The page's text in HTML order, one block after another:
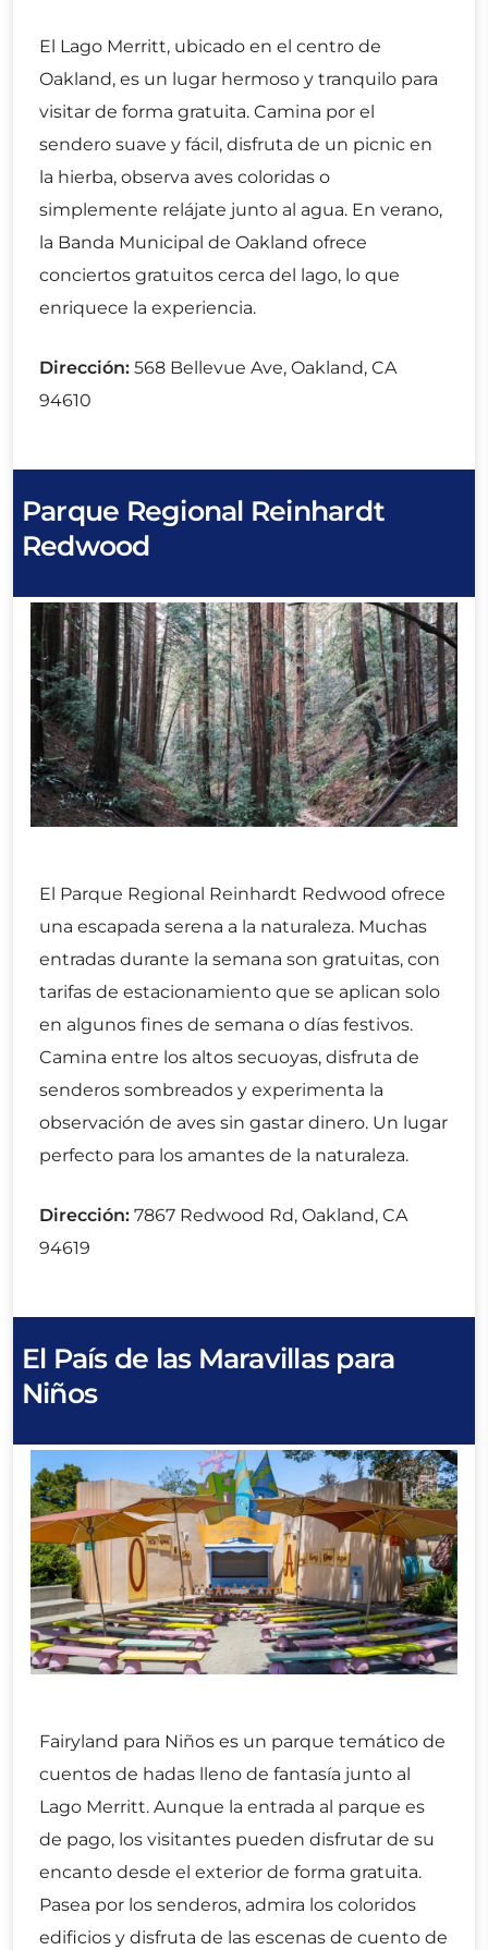
El Lago Merritt, ubicado en el centro de
Oakland, es un lugar hermoso y tranquilo para
visitar de forma gratuita. Camina por el
sendero suave y fácil, disfruta de un picnic en
la hierba, observa aves coloridas o
simplemente relájate junto al agua. En verano,
la Banda Municipal de Oakland ofrece
conciertos gratuitos cerca del lago, lo que
enriquece la experiencia.
Dirección: 568 Bellevue Ave, Oakland, CA
94610
Parque Regional Reinhardt
Redwood
El Parque Regional Reinhardt Redwood ofrece
una escapada serena a la naturaleza. Muchas
entradas durante la semana son gratuitas, con
tarifas de estacionamiento que se aplican solo
en algunos fines de semana o días festivos.
Camina entre los altos secuoyas, disfruta de
senderos sombreados y experimenta la
observación de aves sin gastar dinero. Un lugar
perfecto para los amantes de la naturaleza.
Dirección: 7867 Redwood Rd, Oakland, CA
94619
El País de las Maravillas para
Niños
Fairyland para Niños es un parque temático de
cuentos de hadas lleno de fantasía junto al
Lago Merritt. Aunque la entrada al parque es
de pago, los visitantes pueden disfrutar de su
encanto desde el exterior de forma gratuita.
Pasea por los senderos, admira los coloridos
edificios y disfruta de las escenas de cuento de